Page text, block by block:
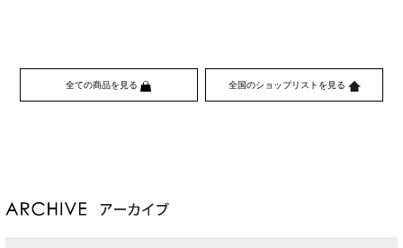
全ての商品を見る 全国のショップリストを見る